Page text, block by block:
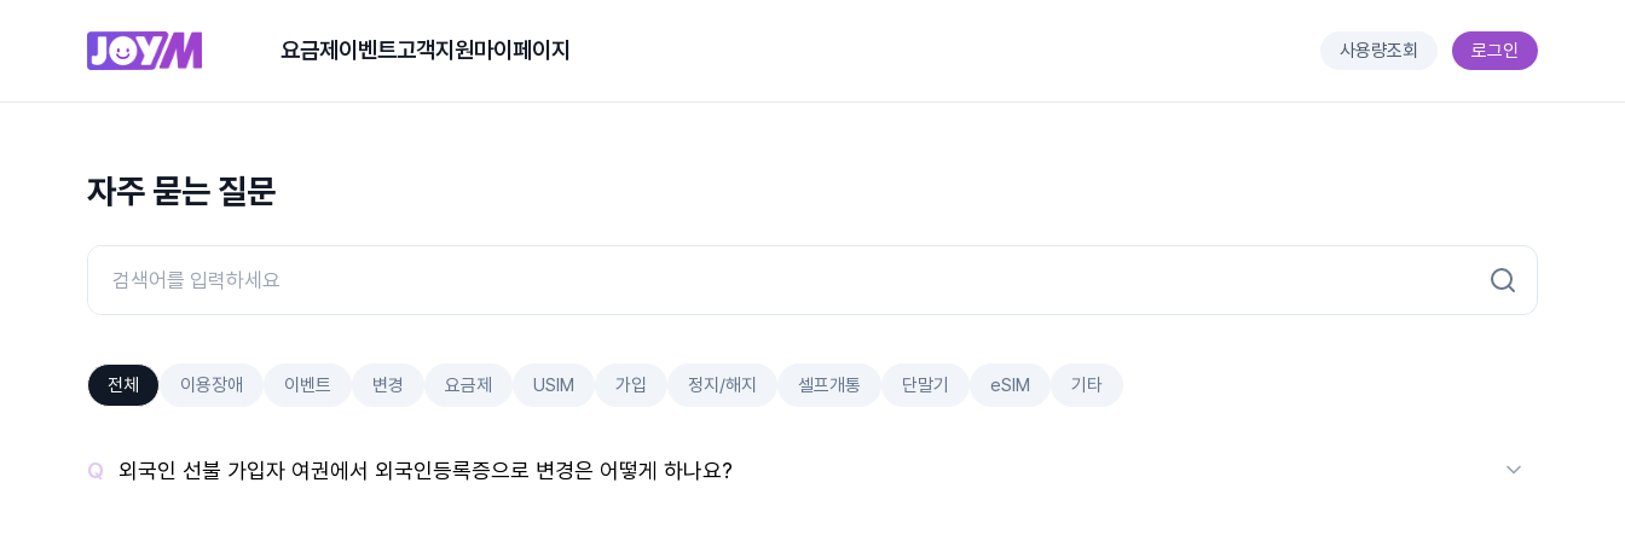
요금제 이벤트고객지원마이페이지 사용량조회 로그인
자주 묻는 질문
전체 이용장애 이벤트 변경 요금제 USIM 가입 정지/해지 셀프개통 단말기 eSIM 기타
외국인 선불 가입자 여권에서 외국인등록증으로 변경은 어떻게 하나요?